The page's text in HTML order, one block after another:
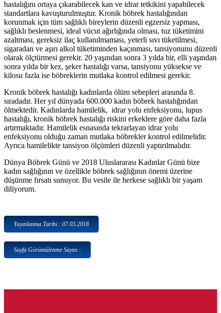
hastalığını ortaya çıkarabilecek kan ve idrar tetkikini yapabilecek
standartlara kavuşturulmuştur. Kronik böbrek hastalığından
korunmak için tüm sağlıklı bireylerin düzenli egzersiz yapması,
sağlıklı beslenmesi, ideal vücut ağırlığında olması, tuz tüketimini
azaltması, gereksiz ilaç kullanılmaması, yeterli sıvı tüketilmesi,
sigaradan ve aşırı alkol tüketiminden kaçınması, tansiyonunu düzenli
olarak ölçtürmesi gerekir. 20 yaşından sonra 3 yılda bir, elli yaşından
sonra yılda bir kez, şeker hastalığı varsa, tansiyonu yüksekse ve
kilosu fazla ise böbreklerin mutlaka kontrol edilmesi gerekir.
Kronik böbrek hastalığı kadınlarda ölüm sebepleri arasında 8.
sıradadır. Her yıl dünyada 600.000 kadın böbrek hastalığından
ölmektedir. Kadınlarda hamilelik, idrar yolu enfeksiyonu, lupus
hastalığı, kronik böbrek hastalığı riskini erkeklere göre daha fazla
artırmaktadır. Hamilelik esnasında tekrarlayan idrar yolu
enfeksiyonu olduğu zaman mutlaka böbrekler kontrol edilmelidir.
Ayrıca hamilelikte tansiyon ölçümleri düzenli yaptırılmalıdır.
Dünya Böbrek Günü ve 2018 Uluslararası Kadınlar Günü bize
kadın sağlığının ve özellikle böbrek sağlığının önemi üzerine
düşünme fırsatı sunuyor. Bu vesile ile herkese sağlıklı bir yaşam
diliyorum.
Yayınlanma Tarihi : 07.03.2018
Sayfa Görüntülenme Sayısı :